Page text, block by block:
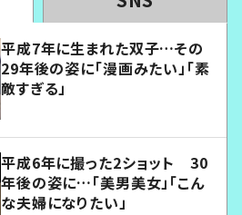
平成7年に生まれた双子…その
29年後の姿に「漫画みたい」「素
敵すぎる」
平成6年に撮った2ショット 30
年後の姿に…「美男美女」「こん
な夫婦になりたい」